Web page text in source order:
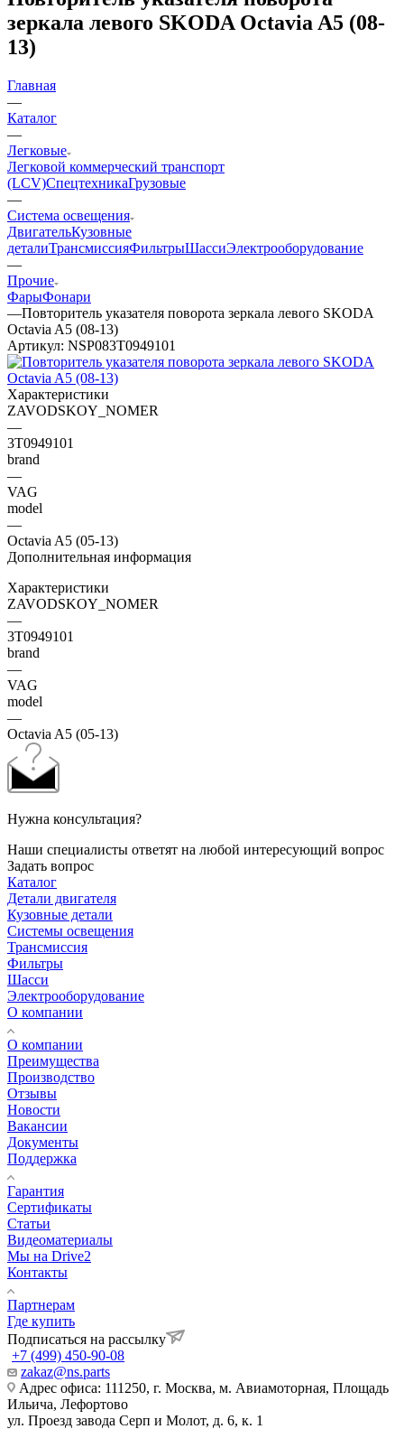
зеркала левого SKODA Octavia A5 (08-
13)
Главная
—
Каталог
—
Легковые
Легковой коммерческий транспорт
(LCV)СпецтехникаГрузовые
—
Система освещения
ДвигательКузовные
деталиТрансмиссияФильтрыШассиЭлектрооборудование
—
Прочие
ФарыФонари
—Повторитель указателя поворота зеркала левого SKODA
Octavia A5 (08-13)
Артикул: NSP083T0949101
Характеристики
ZAVODSKOY_NOMER
—
3T0949101
brand
—
VAG
model
—
Octavia A5 (05-13)
Дополнительная информация
Характеристики
ZAVODSKOY_NOMER
—
3T0949101
brand
—
VAG
model
—
Octavia A5 (05-13)
Нужна консультация?
Наши специалисты ответят на любой интересующий вопрос
Задать вопрос
Каталог
Детали двигателя
Кузовные детали
Системы освещения
Трансмиссия
Фильтры
Шасси
Электрооборудование
О компании
О компании
Преимущества
Производство
Отзывы
Новости
Вакансии
Документы
Поддержка
Гарантия
Сертификаты
Статьи
Видеоматериалы
Мы на Drive2
Контакты
Партнерам
Где купить
Подписаться на рассылку
+7 (499) 450-90-08
zakaz@ns.parts
Адрес офиса: 111250, г. Москва, м. Авиамоторная, Площадь
Ильича, Лефортово
ул. Проезд завода Серп и Молот, д. 6, к. 1